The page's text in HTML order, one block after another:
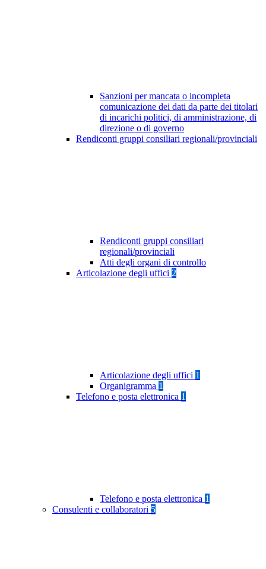
Sanzioni per mancata o incompleta
comunicazione dei dati da parte dei titolari
di incarichi politici, di amministrazione, di
direzione o di governo
Rendiconti gruppi consiliari regionali/provinciali
Rendiconti gruppi consiliari
regionali/provinciali
Atti degli organi di controllo
Articolazione degli uffici 2
Articolazione degli uffici 1
Organigramma 1
Telefono e posta elettronica 1
Telefono e posta elettronica 1
Consulenti e collaboratori 5